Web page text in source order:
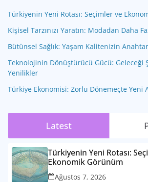
Türkiyenin Yeni Rotası: Seçimler ve
Kişisel Tarzınızı Yaratın: Modadan Daha
Bütünsel Sağlık: Yaşam Kalitenizin
Teknolojinin Dönüştürücü Gücü: Geleceği
Yenilikler
Türkiye Ekonomisi: Zorlu Dönemeçte Yeni
Latest
Türkiyenin Yeni Rotası:
Ekonomik Görünüm
Ağustos 7, 2026